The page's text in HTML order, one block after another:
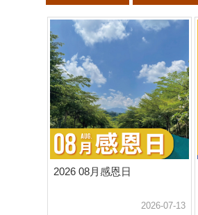
2026 08月感恩日
2026-07-13